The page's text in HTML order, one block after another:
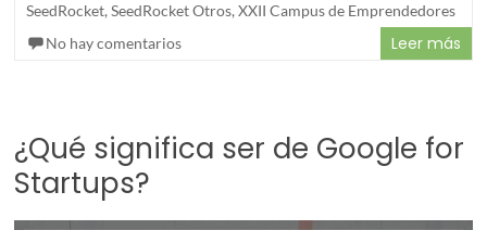
SeedRocket,SeedRocket Otros,XXII Campus de Emprendedores
No hay comentarios
Leer más
¿Qué significa ser de Google for
Startups?